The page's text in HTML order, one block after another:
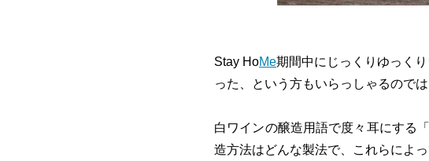
Stay HoMe期間中にじっくりゆっく
った、という方もいらっしゃるのでは
白ワインの醸造用語で度々耳にする「
造方法はどんな製法で、これらによ